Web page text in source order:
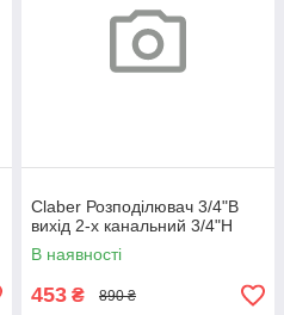
Claber Розподілювач 3/4"В
вихід 2-х канальний 3/4"Н
В наявності
453 ₴ 890 ₴